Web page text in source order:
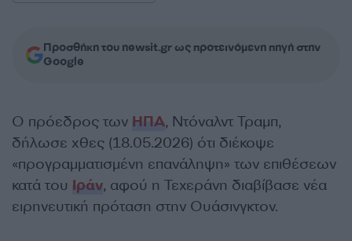
Προσθήκη του newsit.gr ως προτεινόμενη πηγή στην
Google
Ο πρόεδρος των ΗΠΑ, Ντόναλντ Τραμπ,
δήλωσε χθες (18.05.2026) ότι διέκοψε
«προγραμματισμένη επανάληψη» των επιθέσεων
κατά του Ιράν, αφού η Τεχεράνη διαβίβασε νέα
ειρηνευτική πρόταση στην Ουάσινγκτον.